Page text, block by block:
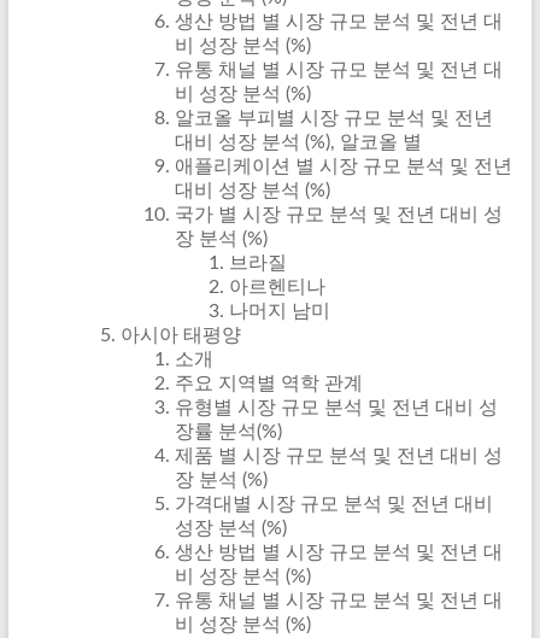
생산 방법 별 시장 규모 분석 및 전년 대
비 성장 분석 (%)
유통 채널 별 시장 규모 분석 및 전년 대
비 성장 분석 (%)
알코올 부피별 시장 규모 분석 및 전년
대비 성장 분석 (%), 알코올 별
애플리케이션 별 시장 규모 분석 및 전년
대비 성장 분석 (%)
국가 별 시장 규모 분석 및 전년 대비 성
장 분석 (%)
브라질
아르헨티나
나머지 남미
아시아 태평양
소개
주요 지역별 역학 관계
유형별 시장 규모 분석 및 전년 대비 성
장률 분석(%)
제품 별 시장 규모 분석 및 전년 대비 성
장 분석 (%)
가격대별 시장 규모 분석 및 전년 대비
성장 분석 (%)
생산 방법 별 시장 규모 분석 및 전년 대
비 성장 분석 (%)
유통 채널 별 시장 규모 분석 및 전년 대
비 성장 분석 (%)